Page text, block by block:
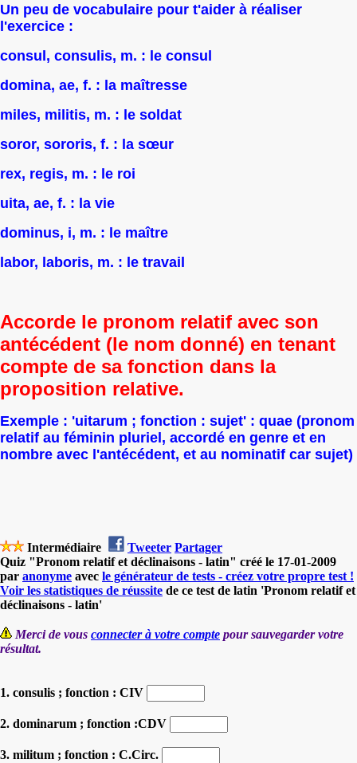
Un peu de vocabulaire pour t'aider à réaliser
l'exercice :
consul, consulis, m. : le consul
domina, ae, f. : la maîtresse
miles, militis, m. : le soldat
soror, sororis, f. : la sœur
rex, regis, m. : le roi
uita, ae, f. : la vie
dominus, i, m. : le maître
labor, laboris, m. : le travail
Accorde le pronom relatif avec son
antécédent (le nom donné) en tenant
compte de sa fonction dans la
proposition relative.
Exemple : 'uitarum ; fonction : sujet' : quae (pronom
relatif au féminin pluriel, accordé en genre et en
nombre avec l'antécédent, et au nominatif car sujet)
Intermédiaire Tweeter Partager
Quiz "Pronom relatif et déclinaisons - latin" créé le 17-01-2009
par anonyme avec le générateur de tests - créez votre propre test !
Voir les statistiques de réussite de ce test de latin 'Pronom relatif et
déclinaisons - latin'
Merci de vous connecter à votre compte pour sauvegarder votre
résultat.
1. consulis ; fonction : CIV
2. dominarum ; fonction :CDV
3. militum ; fonction : C.Circ.